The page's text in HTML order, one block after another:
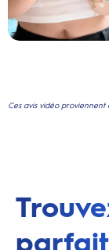
Ces avis vidéo proviennent